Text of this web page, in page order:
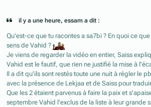
il y a une heure, essam a dit :
Qu'est-ce que tu racontes a sa7bi ? En quoi ce
sens de Vahid ?
Je viens de regarder la vidéo en entier, Saiss
Vahid est le fautif, que rien ne justifié la mise à
Il a dit qu'ils sont restés toute une nuit à régler le
avec la présence de Lekjaa et de Saiss pour
Que les 2 étaient parvenus à faire la paix et
septembre Vahid l'exclus de la liste à leur grande